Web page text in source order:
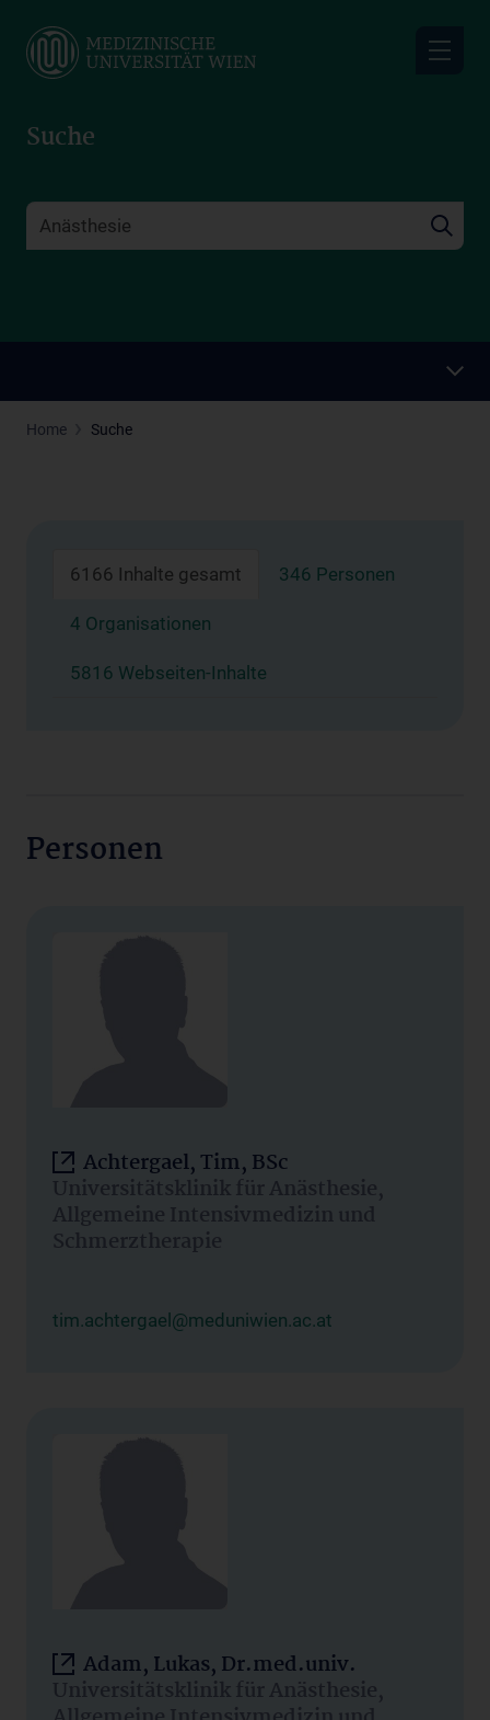
main
Suche
Home Suche
6166 Inhalte gesamt 346 Personen
4 Organisationen
5816 Webseiten-Inhalte
Personen
Achtergael, Tim, BSc
Universitätsklinik für Anästhesie,
Allgemeine Intensivmedizin und
Schmerztherapie
tim.achtergael@meduniwien.ac.at
Adam, Lukas, Dr.med.univ.
Universitätsklinik für Anästhesie,